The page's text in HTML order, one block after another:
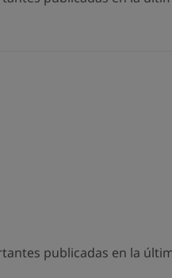
publicadas en la